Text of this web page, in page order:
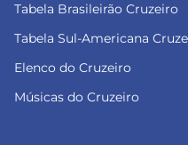
Tabela Brasileirão Cruzeiro
Tabela Sul-Americana
Elenco do Cruzeiro
Músicas do Cruzeiro